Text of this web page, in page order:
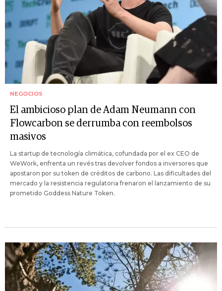
NEGOCIOS
El ambicioso plan de Adam Neumann con
Flowcarbon se derrumba con reembolsos
masivos
La startup de tecnología climática, cofundada por el ex CEO de
WeWork, enfrenta un revés tras devolver fondos a inversores que
apostaron por su token de créditos de carbono. Las dificultades del
mercado y la resistencia regulatoria frenaron el lanzamiento de su
prometido Goddess Nature Token.